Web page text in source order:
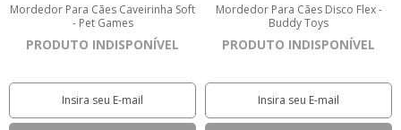
Mordedor Para Cães Caveirinha Soft
- Pet Games
PRODUTO INDISPONÍVEL
Mordedor Para Cães Disco Flex -
Buddy Toys
PRODUTO INDISPONÍVEL